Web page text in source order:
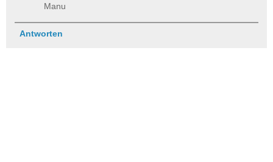
Manu
Antworten